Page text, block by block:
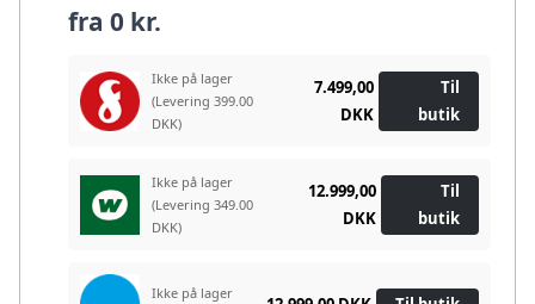
fra 0 kr.
Ikke på lager
(Levering 399.00
DKK)
7.499,00
DKK
Til
butik
Ikke på lager
(Levering 349.00
DKK)
12.999,00
DKK
Til
butik
Ikke på lager